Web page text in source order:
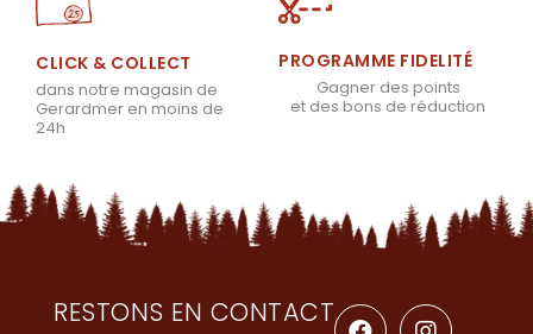
CLICK & COLLECT
dans notre magasin de
Gerardmer en moins de
24h
PROGRAMME FIDELITÉ
Gagner des points
et des bons de réduction
RESTONS EN CONTACT